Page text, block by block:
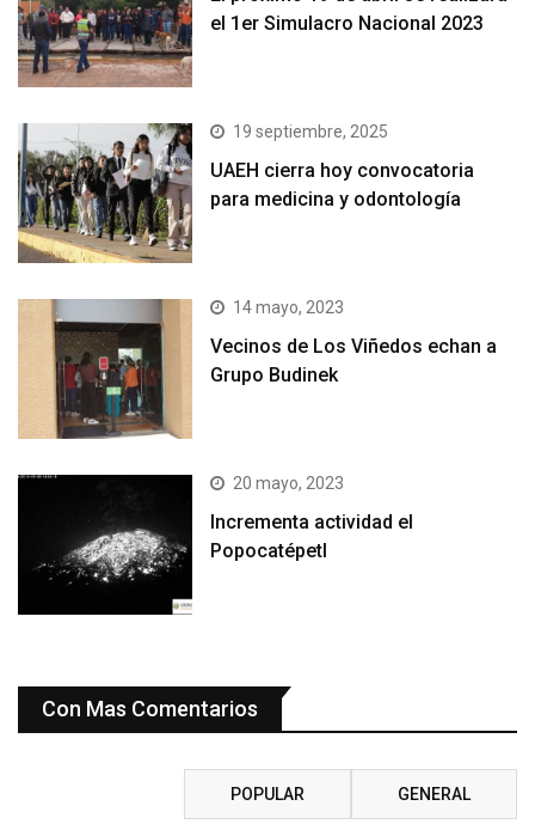
el 1er Simulacro Nacional 2023
19 septiembre, 2025
UAEH cierra hoy convocatoria
para medicina y odontología
14 mayo, 2023
Vecinos de Los Viñedos echan a
Grupo Budinek
20 mayo, 2023
Incrementa actividad el
Popocatépetl
Con Mas Comentarios
POPULAR GENERAL